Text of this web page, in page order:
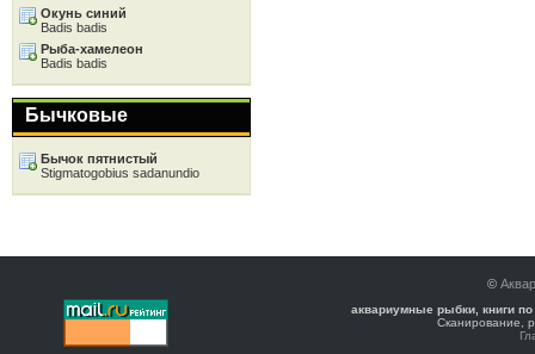
Окунь синий
Badis badis
Рыба-хамелеон
Badis badis
Бычковые
Бычок пятнистый
Stigmatogobius sadanundio
©
аквариумные рыбки, книги
Сканирование,